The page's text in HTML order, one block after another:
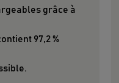
grâce à
97,2 %